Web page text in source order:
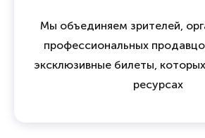
Мы объединяем зрителей,
профессиональных
эксклюзивные билеты,
ресурсах